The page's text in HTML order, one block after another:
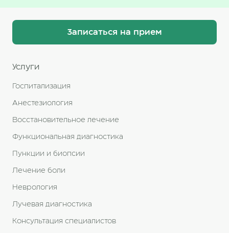
Услуги
Госпитализация
Анестезиология
Восстановительное лечение
Функциональная диагностика
Пункции и биопсии
Лечение боли
Неврология
Лучевая диагностика
Консультация специалистов
Записаться на прием